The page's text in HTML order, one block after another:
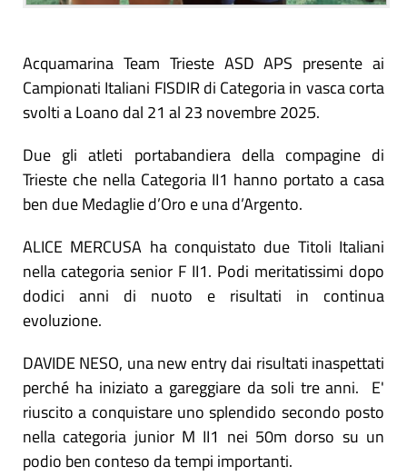
Acquamarina Team Trieste ASD APS presente ai
Campionati Italiani FISDIR di Categoria in vasca corta
svolti a Loano dal 21 al 23 novembre 2025.
Due gli atleti portabandiera della compagine di
Trieste che nella Categoria II1 hanno portato a casa
ben due Medaglie d’Oro e una d’Argento.
ALICE MERCUSA ha conquistato due Titoli Italiani
nella categoria senior F II1. Podi meritatissimi dopo
dodici anni di nuoto e risultati in continua
evoluzione.
DAVIDE NESO, una new entry dai risultati inaspettati
perché ha iniziato a gareggiare da soli tre anni. E'
riuscito a conquistare uno splendido secondo posto
nella categoria junior M II1 nei 50m dorso su un
podio ben conteso da tempi importanti.